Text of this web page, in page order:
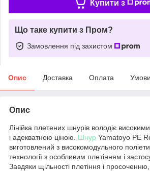
Купити з
Що таке купити з Пром?
Замовлення під захистом
Опис Доставка Оплата
Опис
Лінійка плетених шнурів володіє
і адекватною ціною. Шнур Yamatoyo PE
виготовлений з високомодульного
технології з особливим плетінням і
Завдяки щільності плетіння і